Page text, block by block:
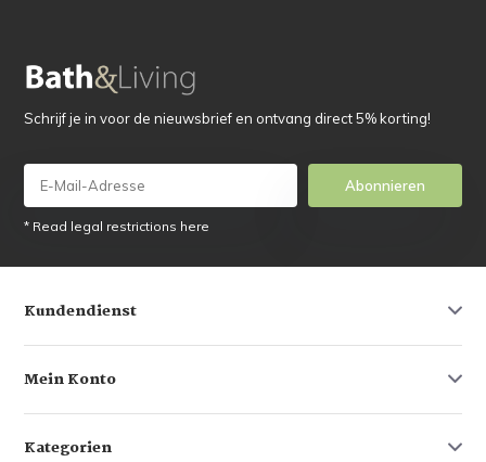
Schrijf je in voor de nieuwsbrief en ontvang direct 5% korting!
Abonnieren
* Read legal restrictions here
Kundendienst
Mein Konto
Kategorien